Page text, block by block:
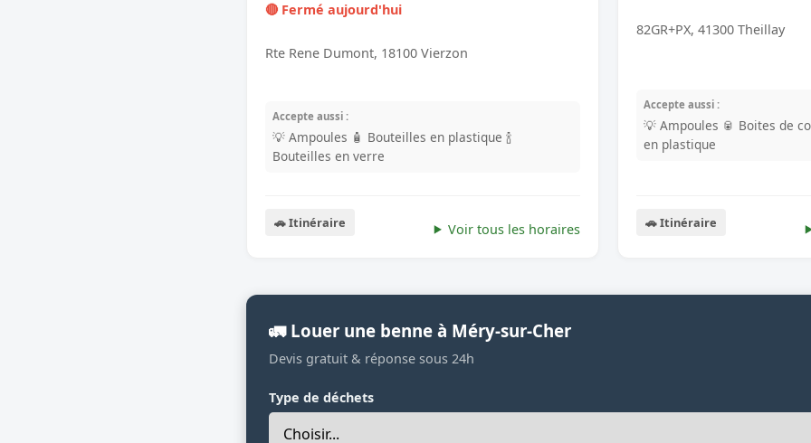
🔴 Fermé aujourd'hui
Rte Rene Dumont, 18100 Vierzon
Accepte aussi :
💡 Ampoules 🧴 Bouteilles en plastique 🍾
Bouteilles en verre
🚗 Itinéraire Voir tous les horaires
82GR+PX, 41300 Theillay
Accepte aussi :
💡 Ampoules 🥫 Boites de
en plastique
🚗 Itinéraire
🚛 Louer une benne à Méry-sur-Cher
Devis gratuit & réponse sous 24h
Type de déchets